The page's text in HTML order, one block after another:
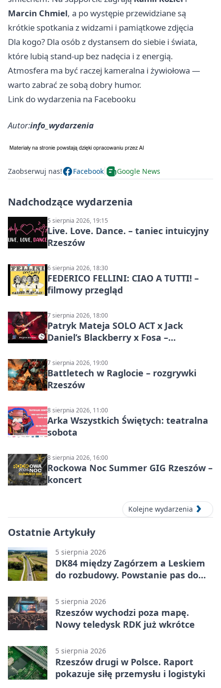
Marcin Chmiel, a po występie przewidziane są
krótkie spotkania z widzami i pamiątkowe zdjęcia
Dla kogo? Dla osób z dystansem do siebie i świata,
które lubią stand-up bez nadęcia i z energią.
Atmosfera ma być raczej kameralna i żywiołowa —
warto zabrać ze sobą dobry humor.
Link do wydarzenia na Facebooku
Autor:info_wydarzenia
Zaobserwuj nas! Facebook Google News
Nadchodzące wydarzenia
5 sierpnia 2026, 19:15
Live. Love. Dance. – taniec intuicyjny
Rzeszów
6 sierpnia 2026, 18:30
FEDERICO FELLINI: CIAO A TUTTI! –
filmowy przegląd
7 sierpnia 2026, 18:00
Patryk Mateja SOLO ACT x Jack
Daniel’s Blackberry x Fosa –
7 sierpnia 2026, 19:00
Battletech w Raglocie – rozgrywki
Rzeszów
8 sierpnia 2026, 11:00
Arka Wszystkich Świętych: teatralna
sobota
8 sierpnia 2026, 16:00
Rockowa Noc Summer GIG Rzeszów –
koncert
Kolejne wydarzenia
Ostatnie Artykuły
5 sierpnia 2026
DK84 między Zagórzem a Leskiem
do rozbudowy. Powstanie pas do
5 sierpnia 2026
Rzeszów wychodzi poza mapę.
Nowy teledysk RDK już wkrótce
5 sierpnia 2026
Rzeszów drugi w Polsce. Raport
pokazuje siłę przemysłu i logistyki